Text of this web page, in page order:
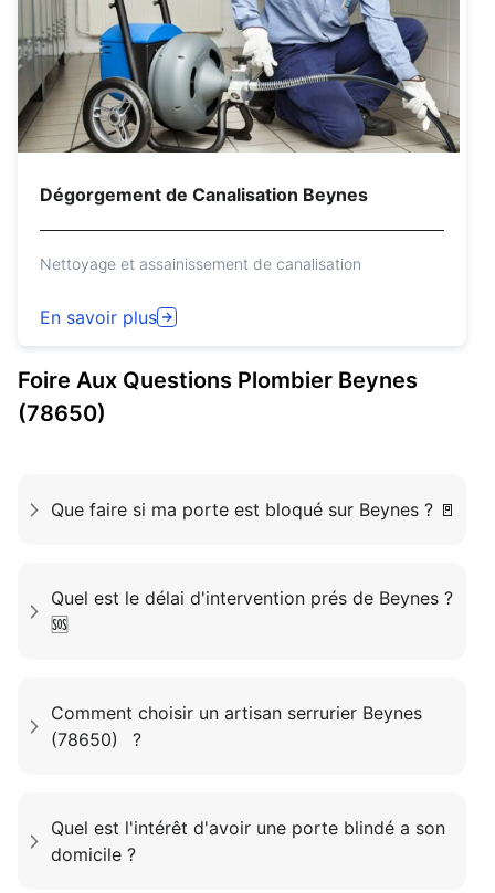
Dégorgement de Canalisation Beynes
Nettoyage et assainissement de canalisation
En savoir plus
Foire Aux Questions Plombier Beynes
(78650)
Que faire si ma porte est bloqué sur Beynes ? 🚪
Quel est le délai d'intervention prés de Beynes ?
🆘
Comment choisir un artisan serrurier Beynes
(78650) ?
Quel est l'intérêt d'avoir une porte blindé a son
domicile ?